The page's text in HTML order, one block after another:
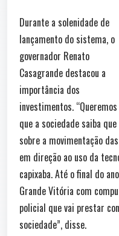
Durante a solenidade de
lançamento do sistema, o
governador Renato
Casagrande destacou a
importância dos
investimentos. “Queremos
que a sociedade saiba
sobre a movimentação
em direção ao uso da
capixaba. Até o final do
Grande Vitória com
policial que vai prestar
sociedade”, disse.